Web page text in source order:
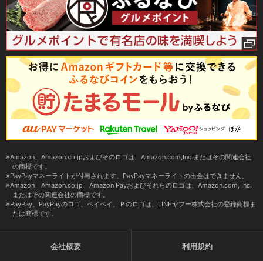
Amazon、Amazon.co.jpおよびそのロゴは、Amazon.com,Inc.またはその関連会社
の商標です。
PayPayマネーライトが付与されます。PayPayマネーライトの出金はできません。
Amazon、Amazon.co.jp、Amazon Payおよびそれらのロゴは、Amazon.com, Inc.
またはその関連会社の商標です。
PayPay、PayPayのロゴ、ペイペイ、Ｐのロゴは、LINEヤフー株式会社の登録商標ま
たは商標です。
会社概要 利用規約